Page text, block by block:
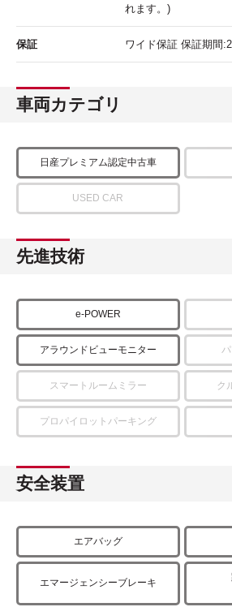
れます。)
保証 ワイド保証 保証期間
車両カテゴリ
日産プレミアム認定中古車
USED CAR
先進技術
e-POWER
アラウンドビューモニター
スマートルームミラー ク
プロパイロットパーキング
安全装置
エアバッグ
エマージェンシーブレーキ